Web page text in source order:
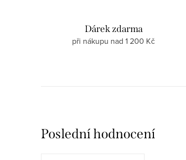
Dárek zdarma
při nákupu nad 1 200 Kč
Poslední hodnocení